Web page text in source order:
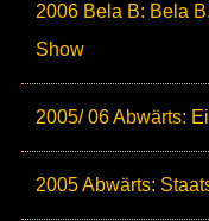
2006 Bela B: Bela
Show
2005/ 06 Abwärts:
2005 Abwärts: